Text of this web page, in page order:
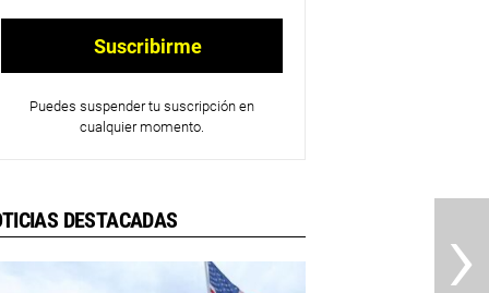
Puedes suspender tu suscripción en
cualquier momento.
DESTACADAS ›